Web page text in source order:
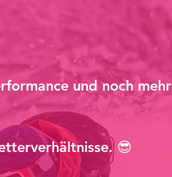
und noch mehr
😎